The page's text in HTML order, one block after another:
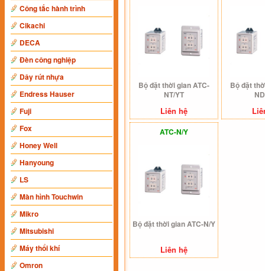
Công tắc hành trình
Cikachi
DECA
Đèn công nghiệp
Dây rút nhựa
Endress Hauser
Fuji
Fox
Honey Well
Hanyoung
LS
Màn hình Touchwin
Mikro
Mitsubishi
Máy thổi khí
Omron
Bộ đặt thời gian ATC-
NT/YT
Liên hệ
Bộ đặt
ATC-N/Y
Bộ đặt thời gian ATC-N/Y
Liên hệ